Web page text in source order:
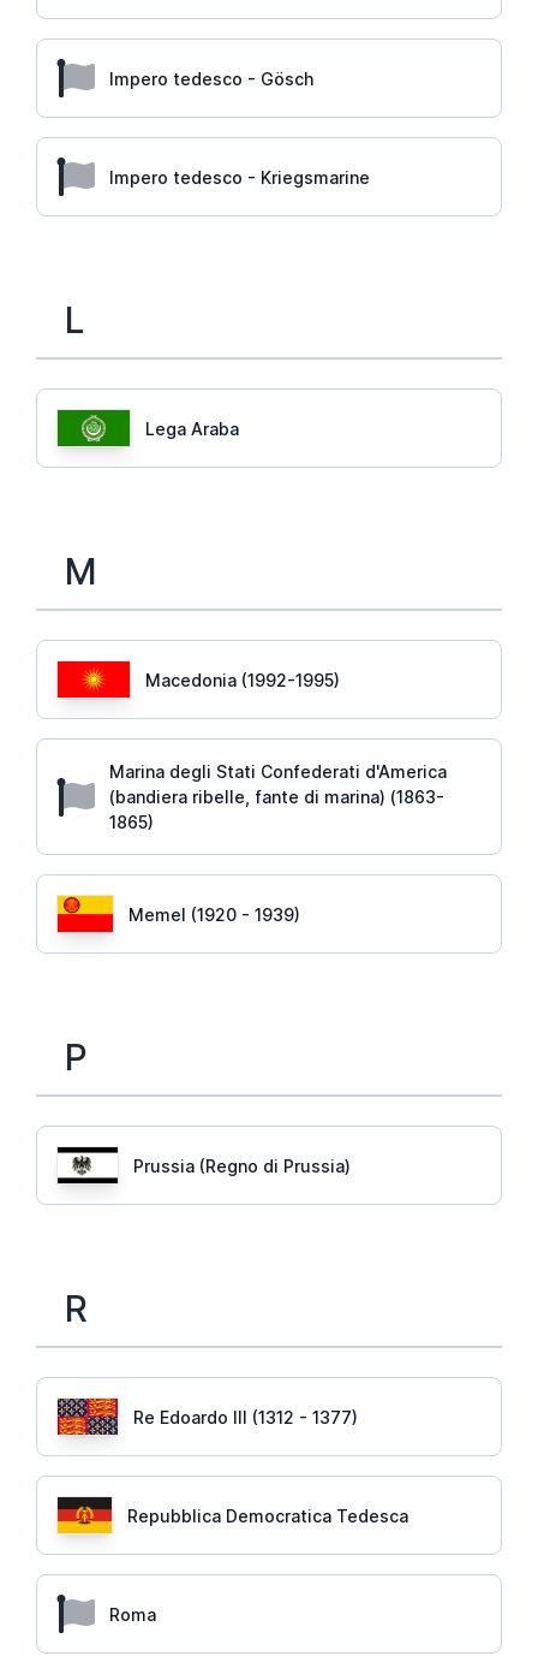
Impero tedesco - Gösch
Impero tedesco - Kriegsmarine
L
Lega Araba
M
Macedonia (1992-1995)
Marina degli Stati Confederati d'America
(bandiera ribelle, fante di marina) (1863-
1865)
Memel (1920 - 1939)
P
Prussia (Regno di Prussia)
R
Re Edoardo III (1312 - 1377)
Repubblica Democratica Tedesca
Roma